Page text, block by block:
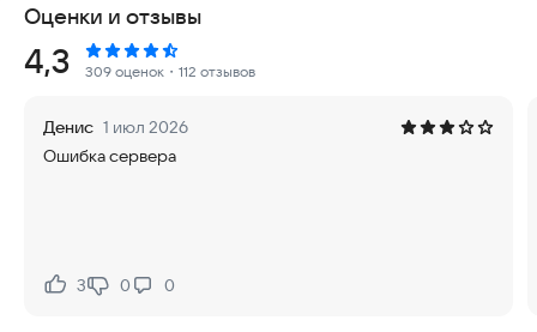
- Особенности игры -
· Автобитвы, коллекционирование и развитие!
Достаточно нескольких нажатий, чтобы ваши герои
вступили в бой и автоматически собирали ресурсы! В
воинов и улучшение племени!
· 99+ героев и солдат!
· Освойте тактику и стратегию!
Каждый герой обладает уникальной стихией! Комбинируйте
Оценки и отзывы
Рейтинг:
4,3 309 оценок ・112 отзывов
Денис 1 июл 2026
Ошибка сервера
Нравится:
3Не нравится:
0 0